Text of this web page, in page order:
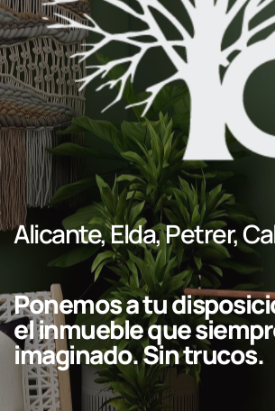
Alicante, Elda, Petrer,
Ponemos a tu
el inmueble que
imaginado. Sin trucos.